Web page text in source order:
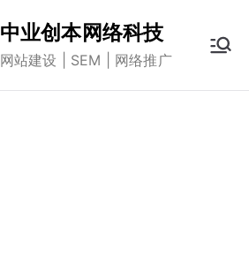
中业创本网络科技
网站建设 | SEM | 网络推广